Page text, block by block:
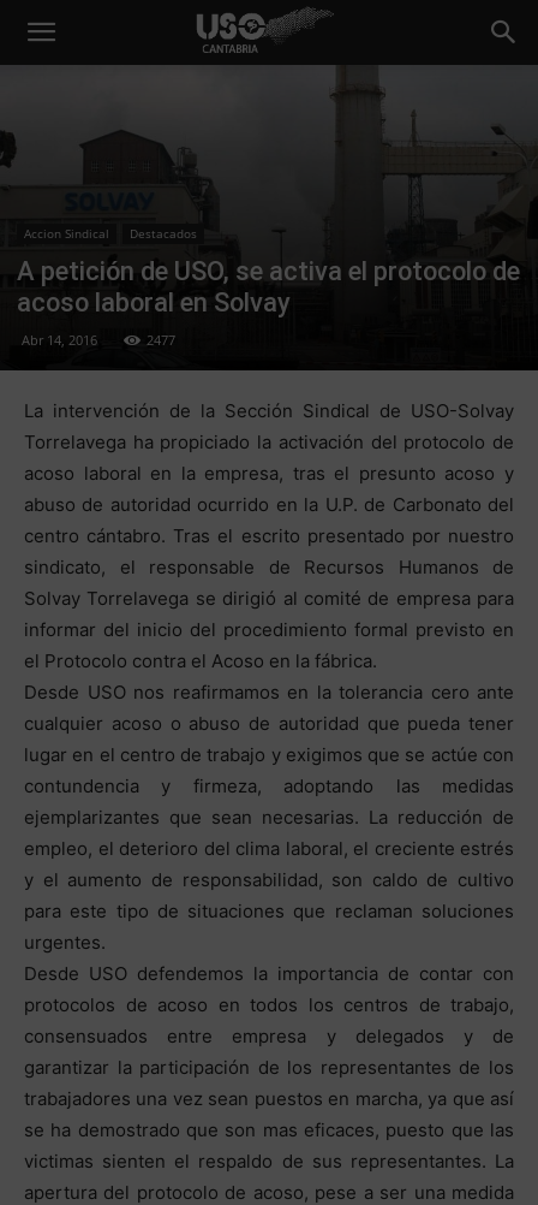
Accion Sindical Destacados
A petición de USO, se activa el protocolo de
acoso laboral en Solvay
Abr 14, 2016 2477
La intervención de la Sección Sindical de USO-Solvay
Torrelavega ha propiciado la activación del protocolo de
acoso laboral en la empresa, tras el presunto acoso y
abuso de autoridad ocurrido en la U.P. de Carbonato del
centro cántabro. Tras el escrito presentado por nuestro
sindicato, el responsable de Recursos Humanos de
Solvay Torrelavega se dirigió al comité de empresa para
informar del inicio del procedimiento formal previsto en
el Protocolo contra el Acoso en la fábrica.
Desde USO nos reafirmamos en la tolerancia cero ante
cualquier acoso o abuso de autoridad que pueda tener
lugar en el centro de trabajo y exigimos que se actúe con
contundencia y firmeza, adoptando las medidas
ejemplarizantes que sean necesarias. La reducción de
empleo, el deterioro del clima laboral, el creciente estrés
y el aumento de responsabilidad, son caldo de cultivo
para este tipo de situaciones que reclaman soluciones
urgentes.
Desde USO defendemos la importancia de contar con
protocolos de acoso en todos los centros de trabajo,
consensuados entre empresa y delegados y de
garantizar la participación de los representantes de los
trabajadores una vez sean puestos en marcha, ya que así
se ha demostrado que son mas eficaces, puesto que las
victimas sienten el respaldo de sus representantes. La
apertura del protocolo de acoso, pese a ser una medida